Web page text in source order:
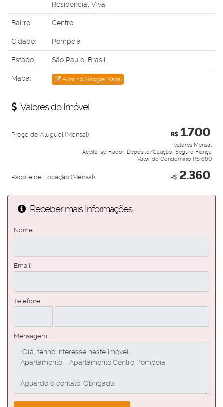
Residencial Vivai
Bairro: Centro
Cidade: Pompéia
Estado: São Paulo, Brasil
Mapa: Abrir no Google Maps
Valores do Imóvel
R$1.700
Preço de Aluguel (Mensal)
Valores Mensal
Aceita-se: Fiador, Depósito/Caução, Seguro Fiança
Valor do Condominio R$ 660
R$ 2.360
Pacote de Locação (Mensal)
Receber mais Informações
Nome:
Email:
Telefone:
Mensagem: